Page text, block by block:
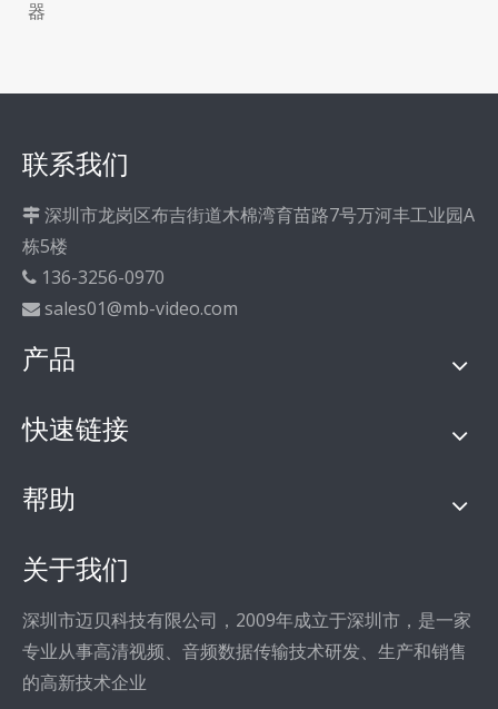
器
联系我们
 深圳市龙岗区布吉街道木棉湾育苗路7号万河丰工业园A
栋5楼
 136-3256-0970
 sales01@mb-video.com
产品
快速链接
帮助
关于我们
深圳市迈贝科技有限公司，2009年成立于深圳市，是一家
专业从事高清视频、音频数据传输技术研发、生产和销售
的高新技术企业